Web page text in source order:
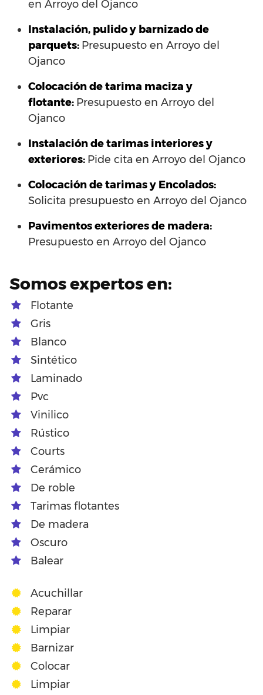
en Arroyo del Ojanco
Instalación, pulido y barnizado de
parquets: Presupuesto en Arroyo del
Ojanco
Colocación de tarima maciza y
flotante: Presupuesto en Arroyo del
Ojanco
Instalación de tarimas interiores y
exteriores: Pide cita en Arroyo del Ojanco
Colocación de tarimas y Encolados:
Solicita presupuesto en Arroyo del Ojanco
Pavimentos exteriores de madera:
Presupuesto en Arroyo del Ojanco
Somos expertos en:
Flotante
Gris
Blanco
Sintético
Laminado
Pvc
Vinilico
Rústico
Courts
Cerámico
De roble
Tarimas flotantes
De madera
Oscuro
Balear
Acuchillar
Reparar
Limpiar
Barnizar
Colocar
Limpiar